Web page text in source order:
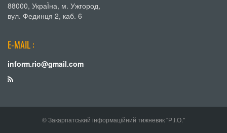
88000, УкраЇна, м. Ужгород,
вул. Фединця 2, каб. 6
E-MAIL :
inform.rio@gmail.com
© Закарпатський інформаційний тижневик "Р.І.О."